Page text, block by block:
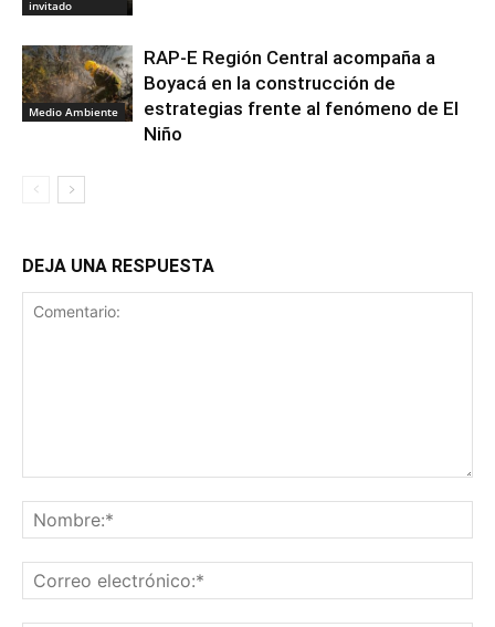
invitado
Medio Ambiente
RAP-E Región Central acompaña a
Boyacá en la construcción de
estrategias frente al fenómeno de El
Niño
DEJA UNA RESPUESTA